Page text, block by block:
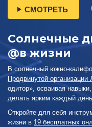
СМОТРЕТЬ
Солнечные
@в жизни
В солнечный южно-
Продвинутой
одитор», осваивая
делать ярким каждый
Откройте для себя
жизни в 19 бесплатных